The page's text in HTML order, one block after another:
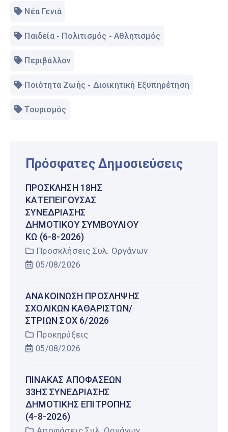
Νέα Γενιά
Παιδεία - Πολιτισμός - Αθλητισμός
Περιβάλλον
Ποιότητα Ζωής - Διοικητική Εξυπηρέτηση
Τουρισμός
Πρόσφατες Δημοσιεύσεις
ΠΡΌΣΚΛΗΣΗ 18ΗΣ
ΚΑΤΕΠΕΊΓΟΥΣΑΣ
ΣΥΝΕΔΡΊΑΣΗΣ
ΔΗΜΟΤΙΚΟΎ ΣΥΜΒΟΥΛΊΟΥ
ΚΩ (6-8-2026)
Προσκλήσεις Συλ. Οργάνων
05/08/2026
AΝΑΚΟΙΝΩΣΗ ΠΡΟΣΛΗΨΗΣ
ΣΧΟΛΙΚΩΝ ΚΑΘΑΡΙΣΤΩΝ/
ΣΤΡΙΩΝ ΣΟΧ 6/2026
Προκηρύξεις
05/08/2026
ΠΊΝΑΚΑΣ ΑΠΟΦΆΣΕΩΝ
33ΗΣ ΣΥΝΕΔΡΊΑΣΗΣ
ΔΗΜΟΤΙΚΉΣ ΕΠΙΤΡΟΠΉΣ
(4-8-2026)